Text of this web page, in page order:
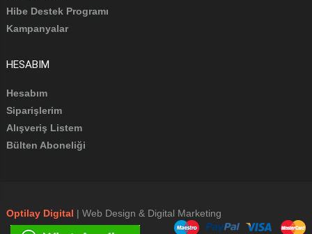
Hibe Destek Programı
Kampanyalar
HESABIM
Hesabım
Siparişlerim
Alışveriş Listem
Bülten Aboneliği
Optilay Digital | Web Design & Digital Marketing